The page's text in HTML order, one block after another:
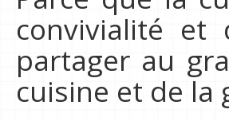
convivialité et
partager au
cuisine et de la